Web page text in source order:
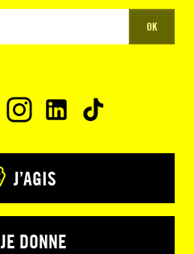
OK
J’AGIS
JE DONNE